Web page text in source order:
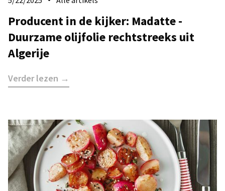
Producent in de kijker: Madatte -
Duurzame olijfolie rechtstreeks uit
Algerije
Verder lezen →